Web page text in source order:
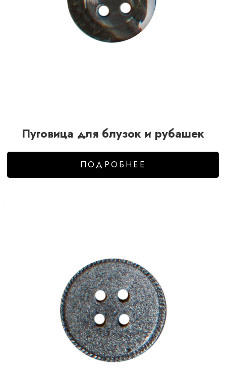
Пуговица для блузок и рубашек
ПОДРОБНЕЕ